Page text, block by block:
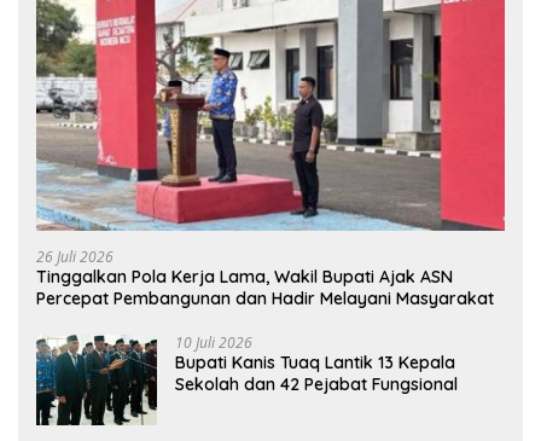
26 Juli 2026
Tinggalkan Pola Kerja Lama, Wakil Bupati Ajak ASN
Percepat Pembangunan dan Hadir Melayani Masyarakat
10 Juli 2026
Bupati Kanis Tuaq Lantik 13 Kepala
Sekolah dan 42 Pejabat Fungsional